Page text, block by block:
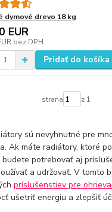
dymové drevo 18 kg
EUR
bez DPH
Pridať do košíka
strana z 1
sú nevyhnutné pre
Ak máte radiátory, ktoré
potrebovať aj
a udržovať. V tomto
príslušenstiev pre
ušetriť energiu a zlepšiť